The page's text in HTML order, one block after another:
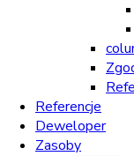
Referencje
Deweloper
Zasoby